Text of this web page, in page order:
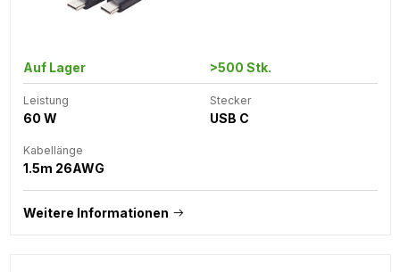
Auf Lager >500 Stk.
Leistung
60 W
Stecker
USB C
Kabellänge
1.5m 26AWG
Weitere Informationen